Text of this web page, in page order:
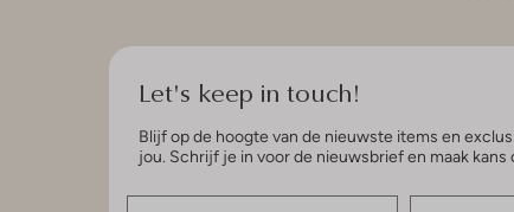
Let's keep in touch!
Blijf op de hoogte van de nieuwste items en
jou. Schrijf je in voor de nieuwsbrief en maak kans